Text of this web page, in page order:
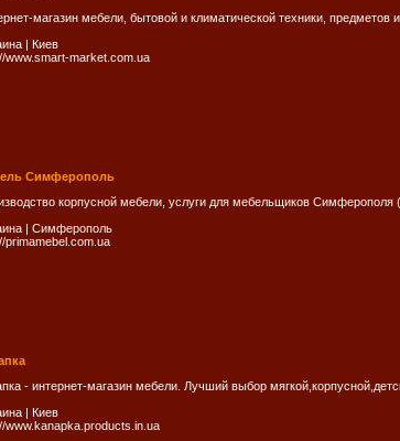
магазин мебели, бытовой и климатической техники, предметов
| Киев
www.smart-market.com.ua
Симферополь
корпусной мебели, услуги для мебельщиков Симферополя
| Симферополь
primamebel.com.ua
- интернет-магазин мебели. Лучший выбор
| Киев
www.kanapka.products.in.ua